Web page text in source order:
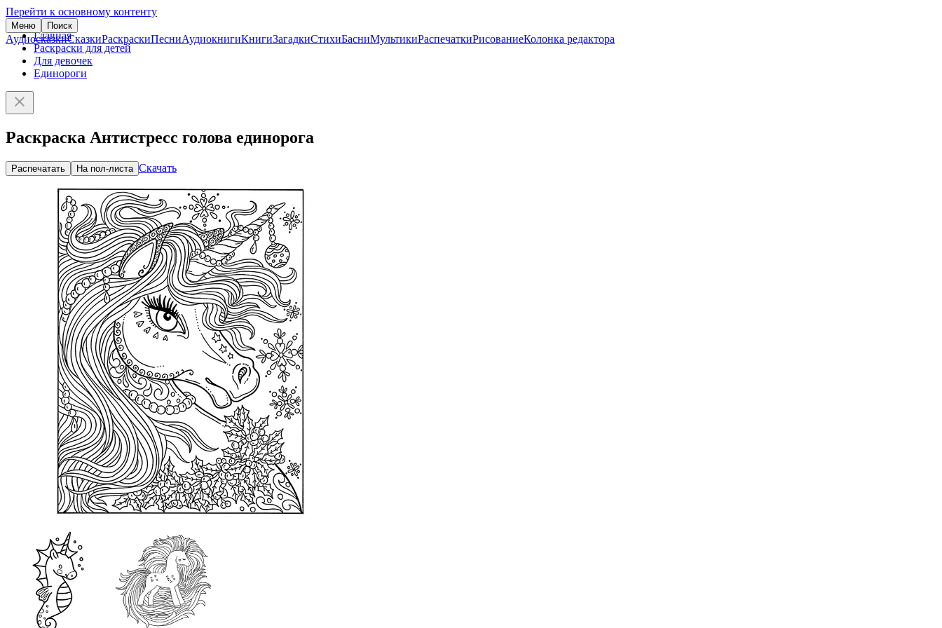
Перейти к основному контенту
Меню Поиск
АудиосказкиСказкиРаскраскиПесниАудиокнигиКнигиЗагадкиСтихиБасниМультикиРаспечаткиРисованиеКолонка редактора
Главная
Раскраски для детей
Для девочек
Единороги
Раскраска Антистресс голова единорога
Распечатать На пол-листа Скачать